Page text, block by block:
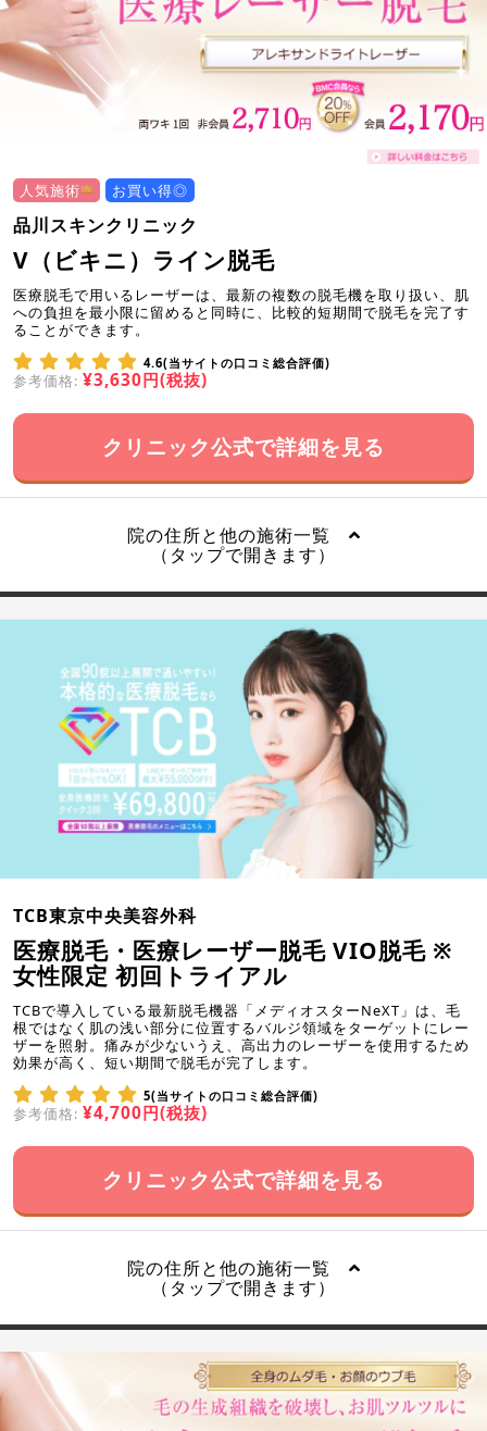
人気施術 お買い得◎
品川スキンクリニック
V（ビキニ）ライン脱毛
医療脱毛で用いるレーザーは、最新の複数の脱毛機を取り扱い、肌
への負担を最小限に留めると同時に、比較的短期間で脱毛を完了す
ることができます。
4.6(当サイトの口コミ総合評価)
参考価格: ¥3,630円(税抜)
クリニック公式で詳細を見る
院の住所と他の施術一覧
（タップで開きます）
TCB東京中央美容外科
医療脱毛・医療レーザー脱毛 VIO脱毛 ※
女性限定 初回トライアル
TCBで導入している最新脱毛機器「メディオスターNeXT」は、毛
根ではなく肌の浅い部分に位置するバルジ領域をターゲットにレー
ザーを照射。痛みが少ないうえ、高出力のレーザーを使用するため
効果が高く、短い期間で脱毛が完了します。
5(当サイトの口コミ総合評価)
参考価格: ¥4,700円(税抜)
クリニック公式で詳細を見る
院の住所と他の施術一覧
（タップで開きます）